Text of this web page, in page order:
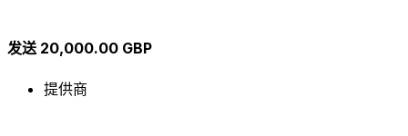
发送 20,000.00 GBP
提供商